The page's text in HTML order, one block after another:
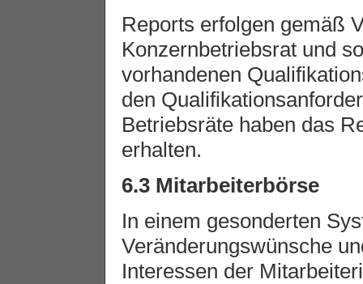
Reports erfolgen gemäß
Konzernbetriebsrat und
vorhandenen
den
Betriebsräte haben das
erhalten.
6.3 Mitarbeiterbörse
In einem gesonderten
Veränderungswünsche
Interessen der